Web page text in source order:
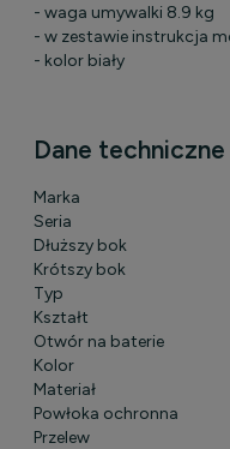
- waga umywalki 8.9 kg
- w zestawie instrukcja
- kolor biały
Dane techniczne
Marka
Seria
Dłuższy bok
Krótszy bok
Typ
Kształt
Otwór na baterie
Kolor
Materiał
Powłoka ochronna
Przelew